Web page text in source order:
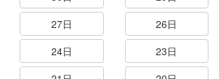
27日
26日
24日
23日